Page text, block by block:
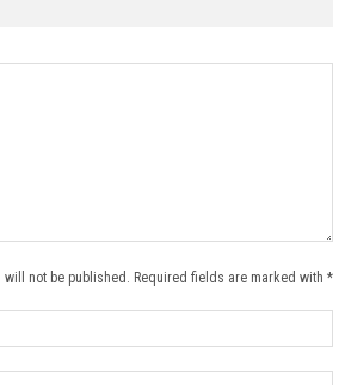
not be published. Required fields are marked with *